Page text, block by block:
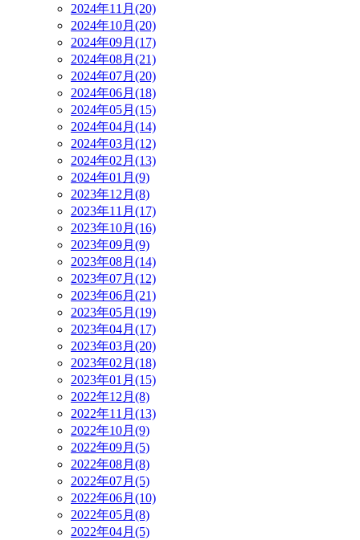
2024年11月(20)
2024年10月(20)
2024年09月(17)
2024年08月(21)
2024年07月(20)
2024年06月(18)
2024年05月(15)
2024年04月(14)
2024年03月(12)
2024年02月(13)
2024年01月(9)
2023年12月(8)
2023年11月(17)
2023年10月(16)
2023年09月(9)
2023年08月(14)
2023年07月(12)
2023年06月(21)
2023年05月(19)
2023年04月(17)
2023年03月(20)
2023年02月(18)
2023年01月(15)
2022年12月(8)
2022年11月(13)
2022年10月(9)
2022年09月(5)
2022年08月(8)
2022年07月(5)
2022年06月(10)
2022年05月(8)
2022年04月(5)